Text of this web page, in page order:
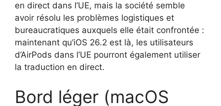
en direct dans l’UE, mais la société semble
avoir résolu les problèmes logistiques et
bureaucratiques auxquels elle était confrontée :
maintenant qu’iOS 26.2 est là, les utilisateurs
d’AirPods dans l’UE pourront également utiliser
la traduction en direct.
Bord léger (macOS